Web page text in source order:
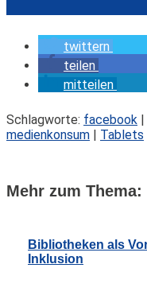
twittern
teilen
mitteilen
Schlagworte: facebook |
medienkonsum | Tablets
Mehr zum Thema:
Bibliotheken als
Inklusion